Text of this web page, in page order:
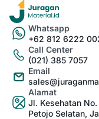
Whatsapp
+62 812 6222
Call Center
(021) 385 7057
Email
Alamat
Jl. Kesehatan No.
Petojo Selatan,